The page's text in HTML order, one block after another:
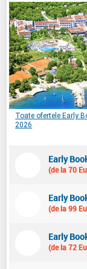
Toate ofertele Early
2026
Early
(de la 70
Early
(de la 99
Early
(de la 72